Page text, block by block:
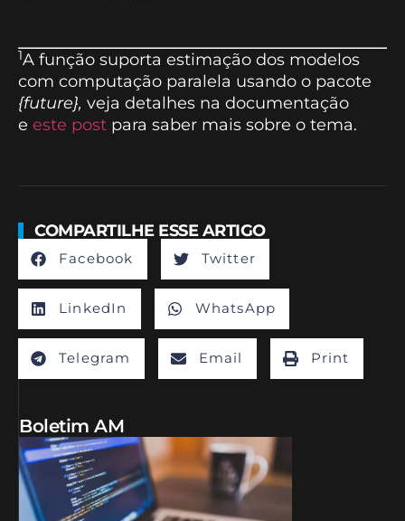
1A função suporta estimação dos modelos
com computação paralela usando o pacote
{future}, veja detalhes na documentação
e este post para saber mais sobre o tema.
COMPARTILHE ESSE ARTIGO
Facebook Twitter
LinkedIn WhatsApp
Telegram Email Print
Boletim AM